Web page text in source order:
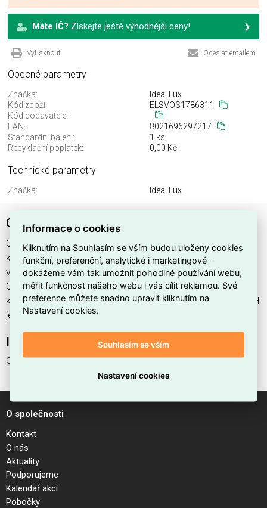
Máte IČ? Získejte ještě výhodnější ceny!
Vytisknout Odeslat emailem
Obecné parametry
Značka:
Ideal Lux
Kód zboží:
ELSVOS1786311
Kód dodavatele:
EAN:
8021696297217
Standardní balení:
1 ks
Recyklační poplatek:
0,00 Kč
Technické parametry
Značka: Ideal Lux
CHEF INPUT POWER CABLE BUTTON SWITCH
CHEF INPUT POWER CABLE BUTTON SWITCH najdete v
kategoriích Svítidla, Svítidla, světelné zdroje a LED osvětlení,
výrobce Ideal Lux, EAN 8021696297217, kód dodavatele .
CHEF INPUT POWER CABLE BUTTON SWITCH nabízíme od 1
ks. Kód EMAS CHEF INPUT POWER CABLE BUTTON SWITCH
je ELSVOS1786311.
Interní název produktu
CHEF INPUT POWER CABLE BUTTON SWITCH
O společnosti
Kontakt
O nás
Aktuality
Podporujeme
Kalendář akcí
Pobočky
Informace o cookies
Kliknutím na Souhlasím se vším budou uloženy cookies
funkční, preferenční, analytické i marketingové -
dokážeme vám tak umožnit pohodlné používání webu,
měřit funkčnost našeho webu i vás cílit reklamou. Své
preference můžete snadno upravit kliknutím na
Nastavení cookies.
Souhlasím se vším
Nastavení cookies